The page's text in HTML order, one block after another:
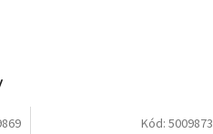
Kód: 5009873